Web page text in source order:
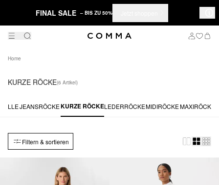
FINAL SALE – BIS ZU 50%
Home
KURZE RÖCKE(6 Artikel)
ALLEJEANSRÖCKEKURZE RÖCKELEDERRÖCKEMIDIRÖCKEMAXIRÖCKE
Filtern & sortieren